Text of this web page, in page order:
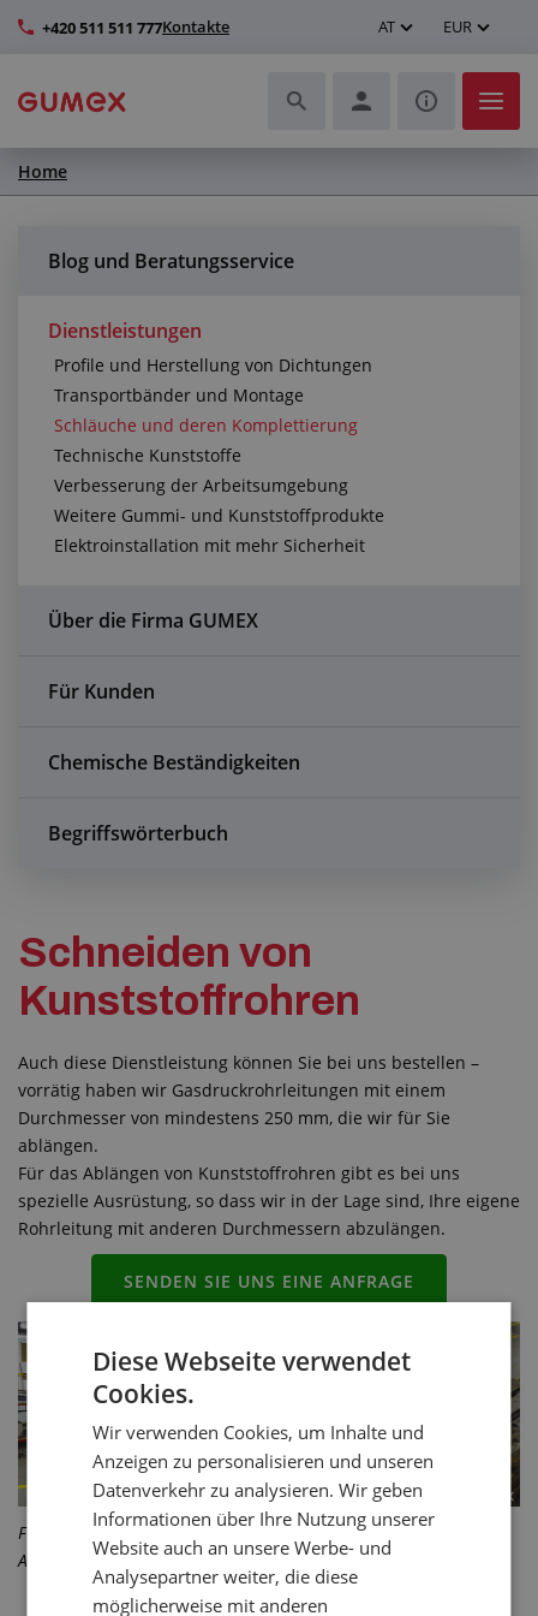
+420 511 511 777Kontakte AT EUR
Schläuche und deren Komplettierung
Transportbänder und Montage
Verbesserung der Arbeitsumgebung
Weitere Gummi- und Kunststoffprodukte
Anfragezentrum
Alles über den Einkauf
Über uns
Home
Blog und Beratungsservice
Dienstleistungen
Profile und Herstellung von Dichtungen
Transportbänder und Montage
Schläuche und deren Komplettierung
Technische Kunststoffe
Verbesserung der Arbeitsumgebung
Weitere Gummi- und Kunststoffprodukte
Elektroinstallation mit mehr Sicherheit
Über die Firma GUMEX
Für Kunden
Chemische Beständigkeiten
Begriffswörterbuch
Schneiden von
Kunststoffrohren
Auch diese Dienstleistung können Sie bei uns bestellen –
vorrätig haben wir Gasdruckrohrleitungen mit einem
Durchmesser von mindestens 250 mm, die wir für Sie
ablängen.
Für das Ablängen von Kunststoffrohren gibt es bei uns
spezielle Ausrüstung, so dass wir in der Lage sind, Ihre eigene
Rohrleitung mit anderen Durchmessern abzulängen.
SENDEN SIE UNS EINE ANFRAGE
Für das Ablängen von Kunststoffrohren gibt es bei uns spezielle
Ausrüstung.
Diese Webseite verwendet
Cookies.
Wir verwenden Cookies, um Inhalte und
Anzeigen zu personalisieren und unseren
Datenverkehr zu analysieren. Wir geben
Informationen über Ihre Nutzung unserer
Website auch an unsere Werbe- und
Analysepartner weiter, die diese
möglicherweise mit anderen